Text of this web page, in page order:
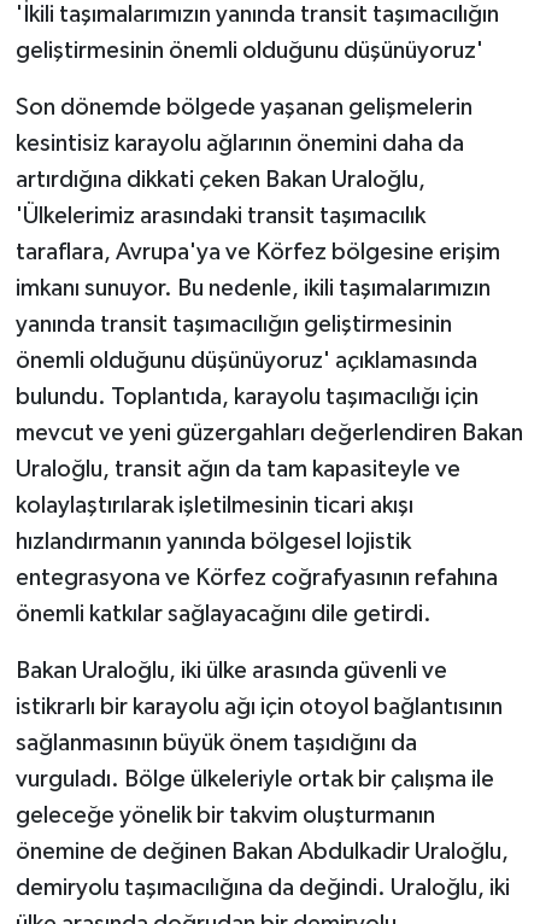
'İkili taşımalarımızın yanında transit taşımacılığın
geliştirmesinin önemli olduğunu düşünüyoruz'
Son dönemde bölgede yaşanan gelişmelerin
kesintisiz karayolu ağlarının önemini daha da
artırdığına dikkati çeken Bakan Uraloğlu,
'Ülkelerimiz arasındaki transit taşımacılık
taraflara, Avrupa'ya ve Körfez bölgesine erişim
imkanı sunuyor. Bu nedenle, ikili taşımalarımızın
yanında transit taşımacılığın geliştirmesinin
önemli olduğunu düşünüyoruz' açıklamasında
bulundu. Toplantıda, karayolu taşımacılığı için
mevcut ve yeni güzergahları değerlendiren Bakan
Uraloğlu, transit ağın da tam kapasiteyle ve
kolaylaştırılarak işletilmesinin ticari akışı
hızlandırmanın yanında bölgesel lojistik
entegrasyona ve Körfez coğrafyasının refahına
önemli katkılar sağlayacağını dile getirdi.
Bakan Uraloğlu, iki ülke arasında güvenli ve
istikrarlı bir karayolu ağı için otoyol bağlantısının
sağlanmasının büyük önem taşıdığını da
vurguladı. Bölge ülkeleriyle ortak bir çalışma ile
geleceğe yönelik bir takvim oluşturmanın
önemine de değinen Bakan Abdulkadir Uraloğlu,
demiryolu taşımacılığına da değindi. Uraloğlu, iki